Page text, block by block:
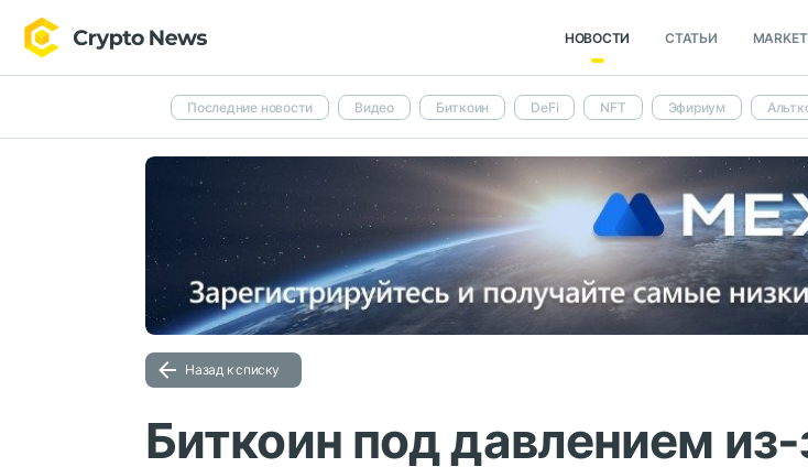
НОВОСТИ СТАТЬИ
Последние новости Видео Биткоин DeFi NFT Эфириум
Назад к списку
Биткоин под давлением из-